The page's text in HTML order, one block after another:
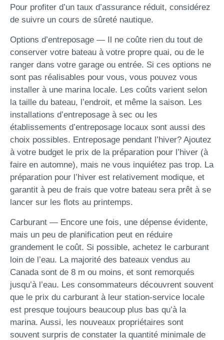
Pour profiter d’un taux d’assurance réduit, considérez
de suivre un cours de sûreté nautique.
Options d’entreposage — Il ne coûte rien du tout de
conserver votre bateau à votre propre quai, ou de le
ranger dans votre garage ou entrée. Si ces options ne
sont pas réalisables pour vous, vous pouvez vous
installer à une marina locale. Les coûts varient selon
la taille du bateau, l’endroit, et même la saison. Les
installations d’entreposage à sec ou les
établissements d’entreposage locaux sont aussi des
choix possibles. Entreposage pendant l’hiver? Ajoutez
à votre budget le prix de la préparation pour l’hiver (à
faire en automne), mais ne vous inquiétez pas trop. La
préparation pour l’hiver est relativement modique, et
garantit à peu de frais que votre bateau sera prêt à se
lancer sur les flots au printemps.
Carburant — Encore une fois, une dépense évidente,
mais un peu de planification peut en réduire
grandement le coût. Si possible, achetez le carburant
loin de l’eau. La majorité des bateaux vendus au
Canada sont de 8 m ou moins, et sont remorqués
jusqu’à l’eau. Les consommateurs découvrent souvent
que le prix du carburant à leur station-service locale
est presque toujours beaucoup plus bas qu’à la
marina. Aussi, les nouveaux propriétaires sont
souvent surpris de constater la quantité minimale de